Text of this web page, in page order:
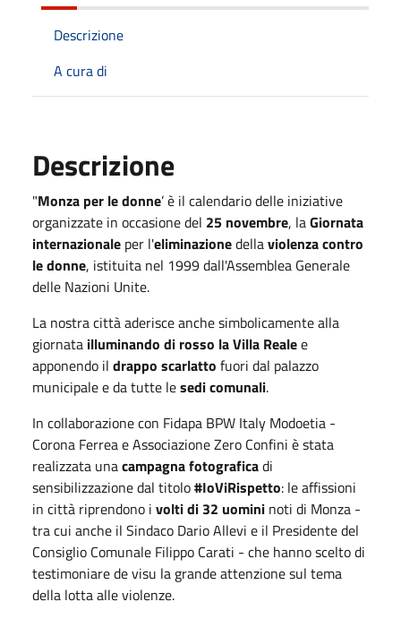
Descrizione
A cura di
Descrizione
"Monza per le donne’ è il calendario delle iniziative
organizzate in occasione del 25 novembre, laGiornata
internazionale per l'eliminazionedellaviolenza contro
le donne, istituita nel 1999 dall'Assemblea Generale
delle Nazioni Unite.
La nostra città aderisce anche simbolicamente alla
giornata illuminando di rosso la Villa Realee
apponendo il drappo scarlatto fuori dal palazzo
municipale e da tutte lesedi comunali.
In collaborazione con Fidapa BPW Italy Modoetia -
Corona Ferrea e Associazione Zero Confini è stata
realizzata unacampagna fotograficadi
sensibilizzazione dal titolo#IoViRispetto: le affissioni
in città riprendono i volti di 32 uomini noti di Monza -
tra cui anche il Sindaco Dario Allevi e il Presidente del
Consiglio Comunale Filippo Carati - che hanno scelto di
testimoniare de visu la grande attenzione sul tema
della lotta alle violenze.